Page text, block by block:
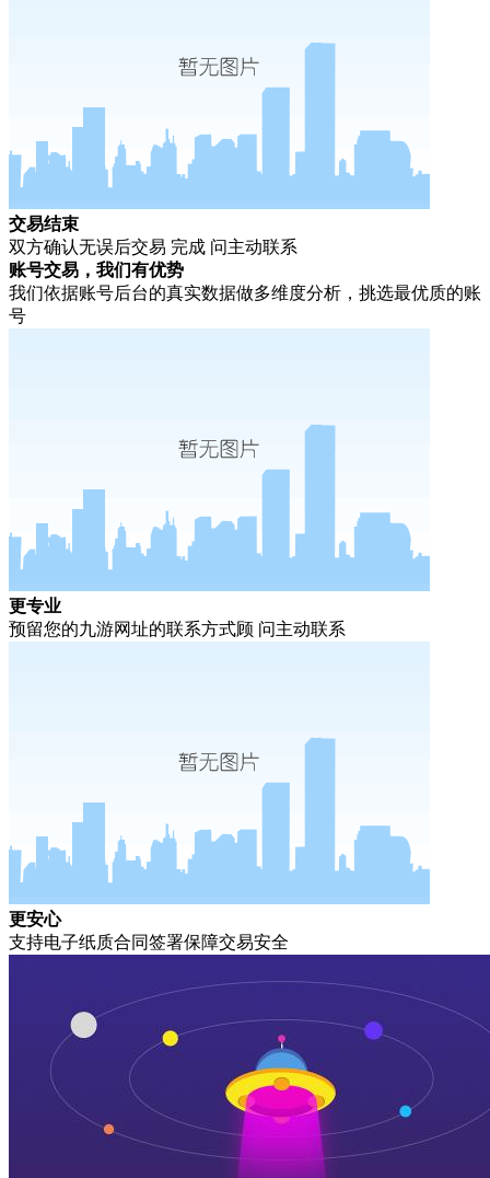
交易结束
双方确认无误后交易 完成 问主动联系
账号交易，我们有优势
我们依据账号后台的真实数据做多维度分析，挑选最优质的账
号
更专业
预留您的九游网址的联系方式顾 问主动联系
更安心
支持电子纸质合同签署保障交易安全